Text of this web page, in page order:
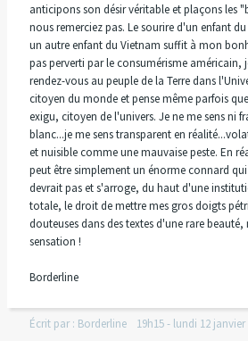
anticipons son désir véritable et plaçons les
nous remerciez pas. Le sourire d'un enfant
un autre enfant du Vietnam suffit à mon
pas perverti par le consumérisme américain,
rendez-vous au peuple de la Terre dans
citoyen du monde et pense même parfois
exigu, citoyen de l'univers. Je ne me sens ni
blanc...je me sens transparent en
et nuisible comme une mauvaise peste. En
peut être simplement un énorme connard
devrait pas et s'arroge, du haut d'une
totale, le droit de mettre mes gros doigts
douteuses dans des textes d'une rare
sensation !
Borderline
Écrit par : Borderline 19h15- lundi 12 janvier